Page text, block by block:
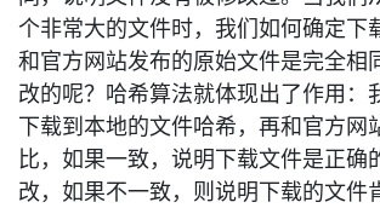
个非常大的文件时，我们如何确定下
和官方网站发布的原始文件是完全相
改的呢？哈希算法就体现出了作用：
下载到本地的文件哈希，再和官方网
比，如果一致，说明下载文件是正确
改，如果不一致，则说明下载的文件